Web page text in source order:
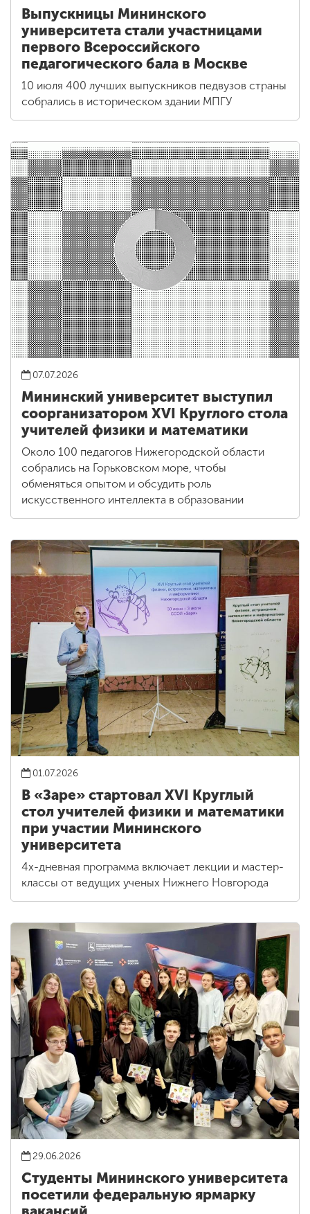
Выпускницы Мининского
университета стали участницами
первого Всероссийского
педагогического бала в Москве
10 июля 400 лучших выпускников педвузов страны
собрались в историческом здании МПГУ
07.07.2026
Мининский университет выступил
соорганизатором XVI Круглого стола
учителей физики и математики
Около 100 педагогов Нижегородской области
собрались на Горьковском море, чтобы
обменяться опытом и обсудить роль
искусственного интеллекта в образовании
01.07.2026
В «Заре» стартовал XVI Круглый
стол учителей физики и математики
при участии Мининского
университета
4х-дневная программа включает лекции и мастер-
классы от ведущих ученых Нижнего Новгорода
29.06.2026
Студенты Мининского университета
посетили федеральную ярмарку